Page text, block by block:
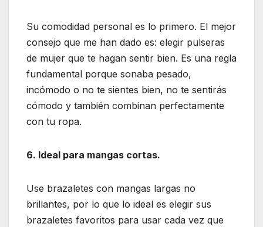
Su comodidad personal es lo primero. El mejor
consejo que me han dado es: elegir pulseras
de mujer que te hagan sentir bien. Es una regla
fundamental porque sonaba pesado,
incómodo o no te sientes bien, no te sentirás
cómodo y también combinan perfectamente
con tu ropa.
6. Ideal para mangas cortas.
Use brazaletes con mangas largas no
brillantes, por lo que lo ideal es elegir sus
brazaletes favoritos para usar cada vez que